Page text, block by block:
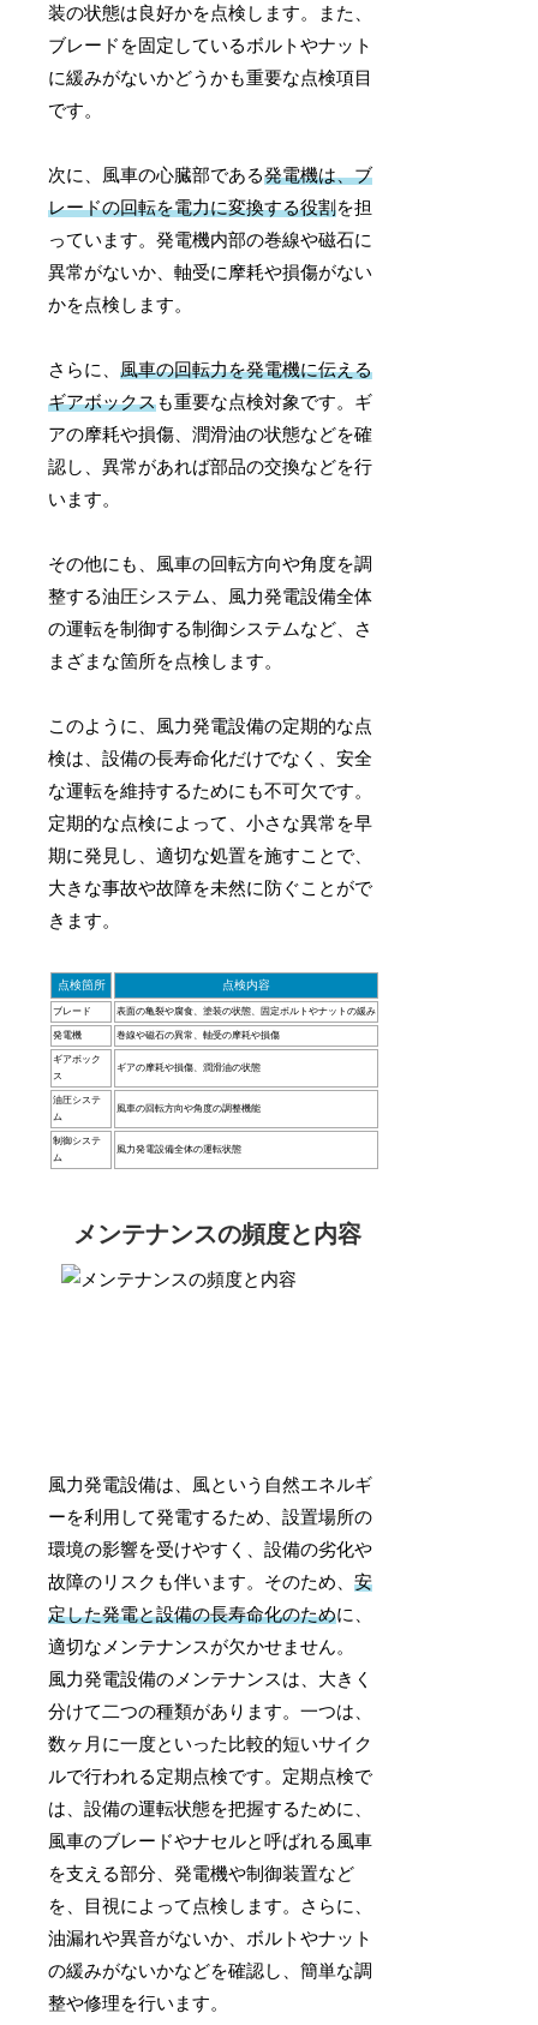
装の状態は良好かを点検します。また、
ブレードを固定しているボルトやナット
に緩みがないかどうかも重要な点検項目
です。
次に、風車の心臓部である発電機は、ブ
レードの回転を電力に変換する役割を担
っています。発電機内部の巻線や磁石に
異常がないか、軸受に摩耗や損傷がない
かを点検します。
さらに、風車の回転力を発電機に伝える
ギアボックスも重要な点検対象です。ギ
アの摩耗や損傷、潤滑油の状態などを確
認し、異常があれば部品の交換などを行
います。
その他にも、風車の回転方向や角度を調
整する油圧システム、風力発電設備全体
の運転を制御する制御システムなど、さ
まざまな箇所を点検します。
このように、風力発電設備の定期的な点
検は、設備の長寿命化だけでなく、安全
な運転を維持するためにも不可欠です。
定期的な点検によって、小さな異常を早
期に発見し、適切な処置を施すことで、
大きな事故や故障を未然に防ぐことがで
きます。
点検箇所 点検内容
ブレード 表面の亀裂や腐食、塗装の状態、固定ボルトやナットの緩み
発電機 巻線や磁石の異常、軸受の摩耗や損傷
ギアボック
ス
ギアの摩耗や損傷、潤滑油の状態
油圧システ
ム
風車の回転方向や角度の調整機能
制御システ
ム
風力発電設備全体の運転状態
メンテナンスの頻度と内容
風力発電設備は、風という自然エネルギ
ーを利用して発電するため、設置場所の
環境の影響を受けやすく、設備の劣化や
故障のリスクも伴います。そのため、安
定した発電と設備の長寿命化のために、
適切なメンテナンスが欠かせません。
風力発電設備のメンテナンスは、大きく
分けて二つの種類があります。一つは、
数ヶ月に一度といった比較的短いサイク
ルで行われる定期点検です。定期点検で
は、設備の運転状態を把握するために、
風車のブレードやナセルと呼ばれる風車
を支える部分、発電機や制御装置など
を、目視によって点検します。さらに、
油漏れや異音がないか、ボルトやナット
の緩みがないかなどを確認し、簡単な調
整や修理を行います。